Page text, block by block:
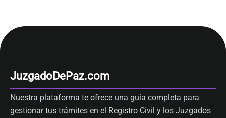
JuzgadoDePaz.com
Nuestra plataforma te ofrece una guía completa para
gestionar tus trámites en el Registro Civil y los Juzgados